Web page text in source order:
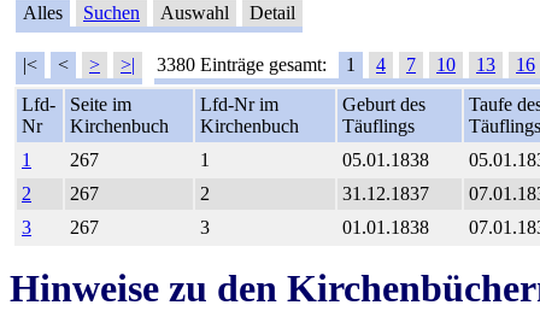
Alles Suchen Auswahl Detail
|< < > >| 3380 Einträge gesamt: 1 4 7 10 13
16
Lfd-
Nr
Seite im
Kirchenbuch
Lfd-Nr im
Kirchenbuch
Geburt des
Täuflings
Taufe
Täuflings
1
267 1 05.01.1838
2
267 2 31.12.1837
3
267 3 01.01.1838
Hinweise zu den